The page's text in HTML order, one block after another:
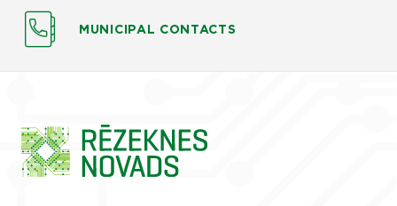
MUNICIPAL CONTACTS